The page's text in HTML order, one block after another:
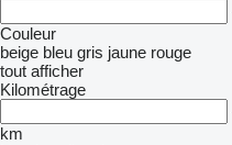
Couleur
beige bleu gris jaune rouge
tout afficher
Kilométrage
km